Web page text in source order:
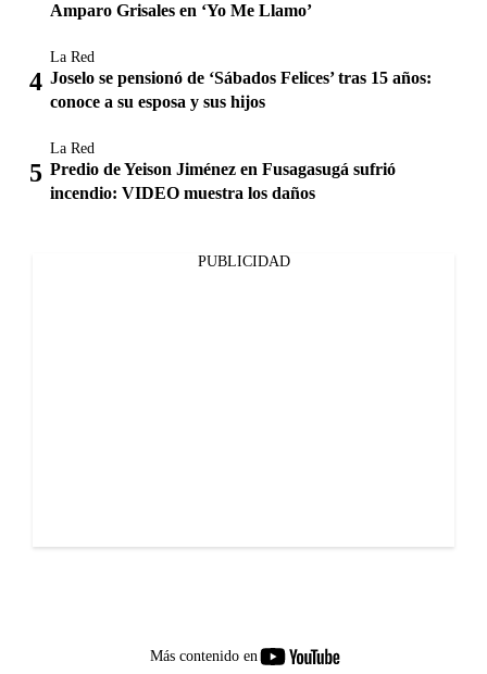
Amparo Grisales en ‘Yo Me Llamo’
La Red
Joselo se pensionó de ‘Sábados Felices’ tras 15 años:
conoce a su esposa y sus hijos
La Red
Predio de Yeison Jiménez en Fusagasugá sufrió
incendio: VIDEO muestra los daños
PUBLICIDAD
Más contenido en
youtube-